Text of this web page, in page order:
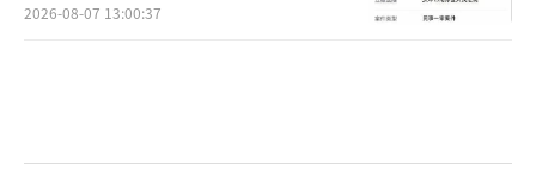
2026-08-07 13:00:37